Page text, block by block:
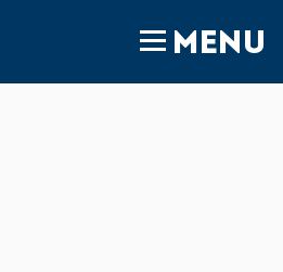
MENU